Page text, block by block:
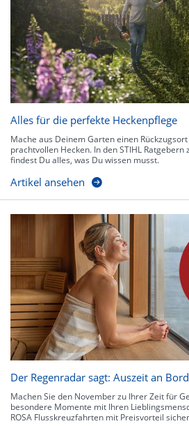
Alles für die perfekte Heckenpflege
Mache aus Deinem Garten einen
prachtvollen Hecken. In den STIHL
findest Du alles, was Du wissen musst.
Artikel ansehen
Der Regenradar sagt: Auszeit an
Machen Sie den November zu Ihrer Zeit für
besondere Momente mit Ihren
ROSA Flusskreuzfahrten mit Preisvorteil